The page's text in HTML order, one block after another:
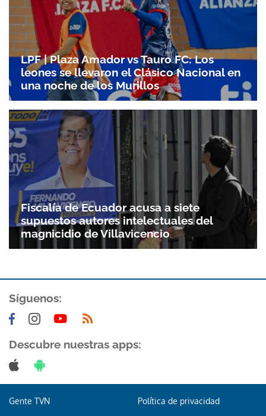
Gracias por suscribirte a nuestro boletín.
LPF | Plaza Amador vs Tauro FC: Los
leones se llevaron el Clásico Nacional en
una noche de los Murillos
Fiscalía de Ecuador acusa a siete
supuestos autores intelectuales del
magnicidio de Villavicencio
Síguenos:
Descubre nuestras apps:
Gente TVN Política de privacidad